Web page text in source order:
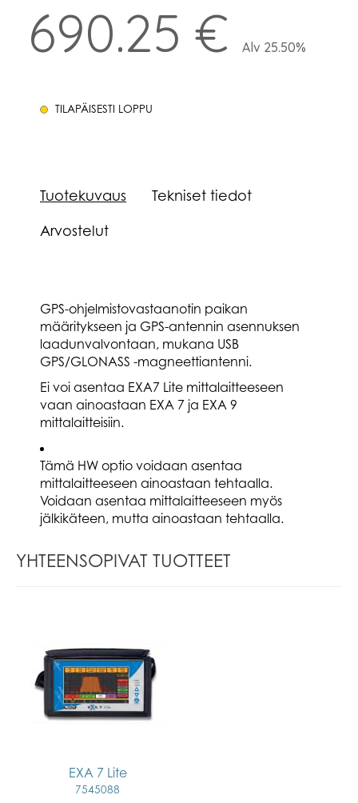
690.25 € Alv 25.50%
TILAPÄISESTI LOPPU
Tuotekuvaus
Tekniset tiedot
Arvostelut
GPS-ohjelmistovastaanotin paikan
määritykseen ja GPS-antennin asennuksen
laadunvalvontaan, mukana USB
GPS/GLONASS -magneettiantenni.
Ei voi asentaa EXA7 Lite mittalaitteeseen
vaan ainoastaan EXA 7 ja EXA 9
mittalaitteisiin.
Tämä HW optio voidaan asentaa
mittalaitteeseen ainoastaan tehtaalla.
Voidaan asentaa mittalaitteeseen myös
jälkikäteen, mutta ainoastaan tehtaalla.
YHTEENSOPIVAT TUOTTEET
EXA 7 Lite
7545088